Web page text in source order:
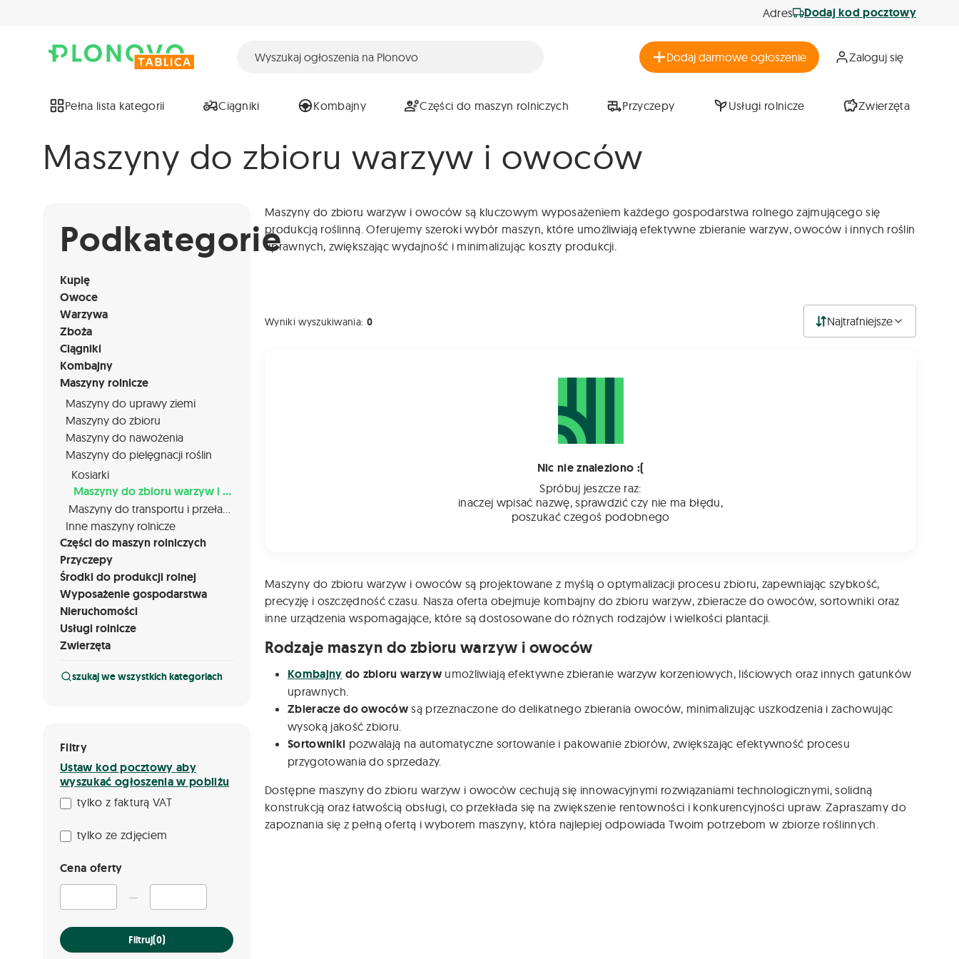
Adres Dodaj kod pocztowy
Dodaj darmowe ogłoszenie Zaloguj się
Pełna lista kategorii Ciągniki Kombajny Części do maszyn rolniczych Przyczepy Usługi rolnicze Zwierzęta
Maszyny do zbioru warzyw i owoców
Podkategorie
Kupię
Owoce
Warzywa
Zboża
Ciągniki
Kombajny
Maszyny rolnicze
Maszyny do uprawy ziemi
Maszyny do zbioru
Maszyny do nawożenia
Maszyny do pielęgnacji roślin
Kosiarki
Maszyny do zbioru warzyw i owoców
Maszyny do transportu i przeładunku
Inne maszyny rolnicze
Części do maszyn rolniczych
Przyczepy
Środki do produkcji rolnej
Wyposażenie gospodarstwa
Nieruchomości
Usługi rolnicze
Zwierzęta
szukaj we wszystkich kategoriach
Filtry
Ustaw kod pocztowy aby
wyszukać ogłoszenia w pobliżu
tylko z fakturą VAT
tylko ze zdjęciem
Cena oferty
—
Filtruj(0)
Maszyny do zbioru warzyw i owoców są kluczowym wyposażeniem każdego gospodarstwa rolnego zajmującego się
produkcją roślinną. Oferujemy szeroki wybór maszyn, które umożliwiają efektywne zbieranie warzyw, owoców i innych roślin
uprawnych, zwiększając wydajność i minimalizując koszty produkcji.
Wyniki wyszukiwania: 0 Najtrafniejsze
Nic nie znaleziono :(
Spróbuj jeszcze raz:
inaczej wpisać nazwę, sprawdzić czy nie ma błędu,
poszukać czegoś podobnego
Maszyny do zbioru warzyw i owoców są projektowane z myślą o optymalizacji procesu zbioru, zapewniając szybkość,
precyzję i oszczędność czasu. Nasza oferta obejmuje kombajny do zbioru warzyw, zbieracze do owoców, sortowniki oraz
inne urządzenia wspomagające, które są dostosowane do różnych rodzajów i wielkości plantacji.
Rodzaje maszyn do zbioru warzyw i owoców
Kombajny do zbioru warzyw umożliwiają efektywne zbieranie warzyw korzeniowych, liściowych oraz innych gatunków
uprawnych.
Zbieracze do owoców są przeznaczone do delikatnego zbierania owoców, minimalizując uszkodzenia i zachowując
wysoką jakość zbioru.
Sortowniki pozwalają na automatyczne sortowanie i pakowanie zbiorów, zwiększając efektywność procesu
przygotowania do sprzedaży.
Dostępne maszyny do zbioru warzyw i owoców cechują się innowacyjnymi rozwiązaniami technologicznymi, solidną
konstrukcją oraz łatwością obsługi, co przekłada się na zwiększenie rentowności i konkurencyjności upraw. Zapraszamy do
zapoznania się z pełną ofertą i wyborem maszyny, która najlepiej odpowiada Twoim potrzebom w zbiorze roślinnych.